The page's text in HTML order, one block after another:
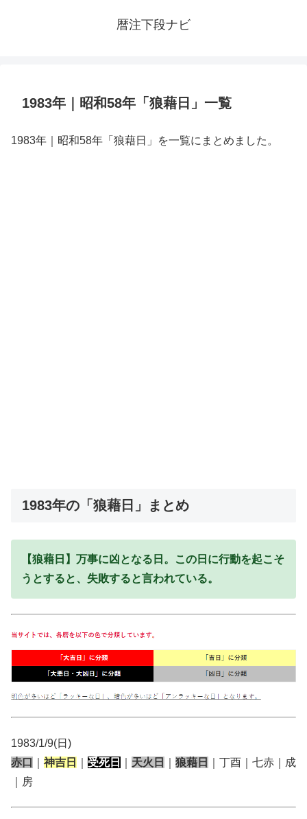
暦注下段ナビ
1983年｜昭和58年「狼藉日」一覧
1983年｜昭和58年「狼藉日」を一覧にまとめました。
1983年の「狼藉日」まとめ
【狼藉日】万事に凶となる日。この日に行動を起こそ
うとすると、失敗すると言われている。
1983/1/9(日)
赤口
神吉日 受死日 天火日 狼藉日
｜丁酉｜七赤｜成
｜房